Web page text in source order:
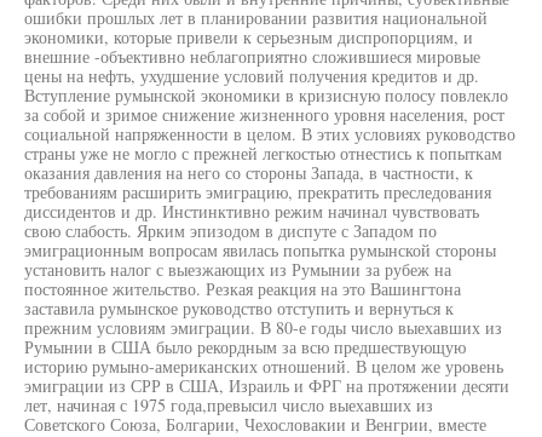
ошибки прошлых лет в планировании развития национальной
экономики, которые привели к серьезным диспропорциям, и
внешние -объективно неблагоприятно сложившиеся мировые
цены на нефть, ухудшение условий получения кредитов и др.
Вступление румынской экономики в кризисную полосу повлекло
за собой и зримое снижение жизненного уровня населения, рост
социальной напряженности в целом. В этих условиях руководство
страны уже не могло с прежней легкостью отнестись к попыткам
оказания давления на него со стороны Запада, в частности, к
требованиям расширить эмиграцию, прекратить преследования
диссидентов и др. Инстинктивно режим начинал чувствовать
свою слабость. Ярким эпизодом в диспуте с Западом по
эмиграционным вопросам явилась попытка румынской стороны
установить налог с выезжающих из Румынии за рубеж на
постоянное жительство. Резкая реакция на это Вашингтона
заставила румынское руководство отступить и вернуться к
прежним условиям эмиграции. В 80-е годы число выехавших из
Румынии в США было рекордным за всю предшествующую
историю румыно-американских отношений. В целом же уровень
эмиграции из СРР в США, Израиль и ФРГ на протяжении десяти
лет, начиная с 1975 года,превысил число выехавших из
Советского Союза, Болгарии, Чехословакии и Венгрии, вместе